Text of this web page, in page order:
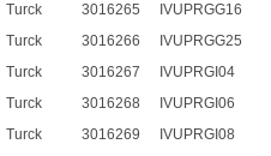
Turck
3016265
IVUPRGG16
Turck
3016266
IVUPRGG25
Turck
3016267
IVUPRGI04
Turck
3016268
IVUPRGI06
Turck
3016269
IVUPRGI08